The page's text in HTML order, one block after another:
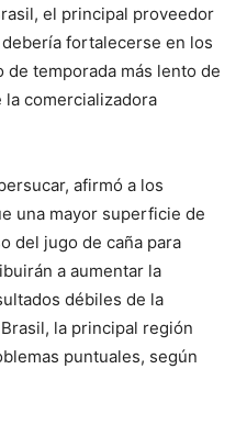
el principal proveedor
fortalecerse en los
temporada más lento de
la comercializadora
afirmó a los
una mayor superficie de
del jugo de caña para
a aumentar la
débiles de la
la principal región
puntuales, según